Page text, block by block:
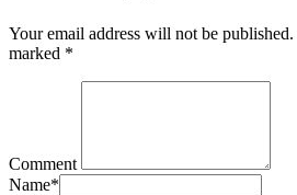
Your email address will not be published.
marked *
Comment
Name*